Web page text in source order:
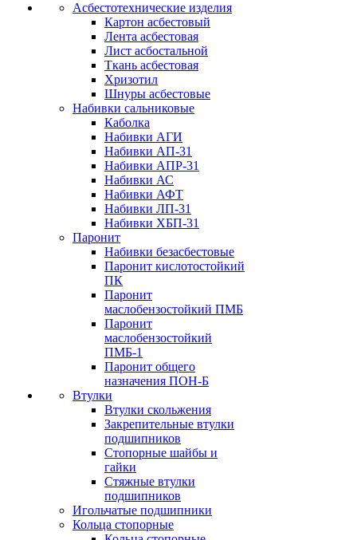
Асбестотехнические изделия
Картон асбестовый
Лента асбестовая
Лист асбостальной
Ткань асбестовая
Хризотил
Шнуры асбестовые
Набивки сальниковые
Каболка
Набивки АГИ
Набивки АП-31
Набивки АПР-31
Набивки АС
Набивки АФТ
Набивки ЛП-31
Набивки ХБП-31
Паронит
Набивки безасбестовые
Паронит кислотостойкий
ПК
Паронит
маслобензостойкий ПМБ
Паронит
маслобензостойкий
ПМБ-1
Паронит общего
назначения ПОН-Б
Втулки
Втулки скольжения
Закрепительные втулки
подшипников
Стопорные шайбы и
гайки
Стяжные втулки
подшипников
Игольчатые подшипники
Кольца стопорные